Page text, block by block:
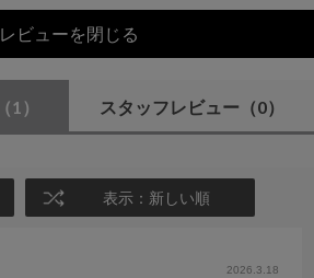
レビューを閉じる
（1） スタッフレビュー （0）
表示：新しい順
2026.3.18